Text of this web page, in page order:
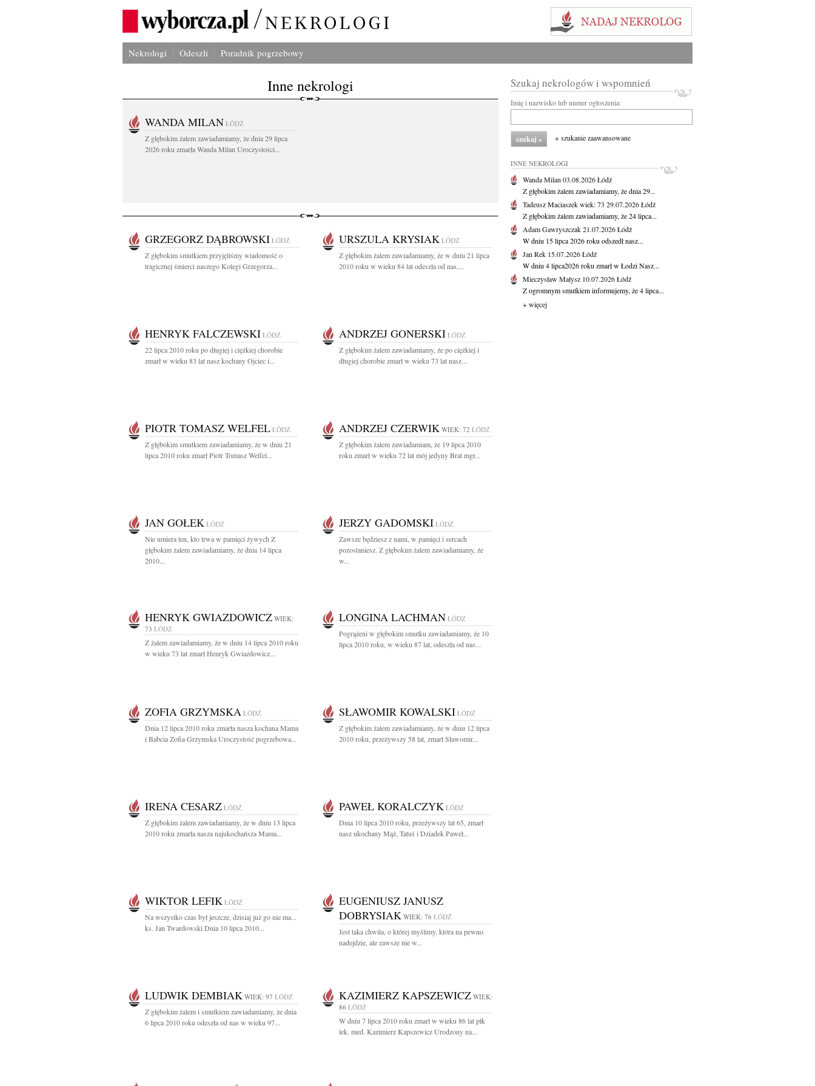
Nekrologi Odeszli Poradnik pogrzebowy
Inne nekrologi
WANDA MILAN ŁÓDŹ
Z głębokim żalem zawiadamiamy, że dnia 29 lipca
2026 roku zmarła Wanda Milan Uroczystości...
GRZEGORZ DĄBROWSKI ŁÓDŹ
Z głębokim smutkiem przyjęliśmy wiadomość o
tragicznej śmierci naszego Kolegi Grzegorza...
URSZULA KRYSIAK ŁÓDŹ
Z głębokim żalem zawiadamiamy, że w dniu 21 lipca
2010 roku w wieku 84 lat odeszła od nas,...
HENRYK FALCZEWSKI ŁÓDŹ
22 lipca 2010 roku po długiej i ciężkiej chorobie
zmarł w wieku 83 lat nasz kochany Ojciec i...
ANDRZEJ GONERSKI ŁÓDŹ
Z głębokim żalem zawiadamiamy, że po ciężkiej i
długiej chorobie zmarł w wieku 73 lat nasz...
PIOTR TOMASZ WELFEL ŁÓDŹ
Z głębokim smutkiem zawiadamiamy, że w dniu 21
lipca 2010 roku zmarł Piotr Tomasz Welfel...
ANDRZEJ CZERWIK WIEK: 72 ŁÓDŹ
Z głębokim żalem zawiadamiam, że 19 lipca 2010
roku zmarł w wieku 72 lat mój jedyny Brat mgr...
JAN GOŁEK ŁÓDŹ
Nie umiera ten, kto trwa w pamięci żywych Z
głębokim żalem zawiadamiamy, że dnia 14 lipca
2010...
JERZY GADOMSKI ŁÓDŹ
Zawsze będziesz z nami, w pamięci i sercach
pozostaniesz. Z głębokim żalem zawiadamiamy, że
w...
HENRYK GWIAZDOWICZ WIEK:
73 ŁÓDŹ
Z żalem zawiadamiamy, że w dniu 14 lipca 2010 roku
w wieku 73 lat zmarł Henryk Gwiazdowicz...
LONGINA LACHMAN ŁÓDŹ
Pogrążeni w głębokim smutku zawiadamiamy, że 10
lipca 2010 roku, w wieku 87 lat, odeszła od nas...
ZOFIA GRZYMSKA ŁÓDŹ
Dnia 12 lipca 2010 roku zmarła nasza kochana Mama
i Babcia Zofia Grzymska Uroczystość pogrzebowa...
SŁAWOMIR KOWALSKI ŁÓDŹ
Z głębokim żalem zawiadamiamy, że w dniu 12 lipca
2010 roku, przeżywszy 58 lat, zmarł Sławomir...
IRENA CESARZ ŁÓDŹ
Z głębokim żalem zawiadamiamy, że w dniu 13 lipca
2010 roku zmarła nasza najukochańsza Mama...
PAWEŁ KORALCZYK ŁÓDŹ
Dnia 10 lipca 2010 roku, przeżywszy lat 65, zmarł
nasz ukochany Mąż, Tatuś i Dziadek Paweł...
WIKTOR LEFIK ŁÓDŹ
Na wszystko czas był jeszcze, dzisiaj już go nie ma...
ks. Jan Twardowski Dnia 10 lipca 2010...
EUGENIUSZ JANUSZ
DOBRYSIAK WIEK: 76 ŁÓDŹ
Jest taka chwila, o której myślimy, która na pewno
nadejdzie, ale zawsze nie w...
LUDWIK DEMBIAK WIEK: 97 ŁÓDŹ
Z głębokim żalem i smutkiem zawiadamiamy, że dnia
6 lipca 2010 roku odeszła od nas w wieku 97...
KAZIMIERZ KAPSZEWICZ WIEK:
86 ŁÓDŹ
W dniu 7 lipca 2010 roku zmarł w wieku 86 lat płk
lek. med. Kazimierz Kapszewicz Urodzony na...
Szukaj nekrologów i wspomnień
Imię i nazwisko lub numer ogłoszenia:
+ szukanie zaawansowane
INNE NEKROLOGI
Wanda Milan 03.08.2026Łódź
Z głębokim żalem zawiadamiamy, że dnia 29...
Tadeusz Maciaszekwiek: 73 29.07.2026Łódź
Z głębokim żalem zawiadamiamy, że 24 lipca...
Adam Gawryszczak21.07.2026Łódź
W dniu 15 lipca 2026 roku odszedł nasz...
Jan Rek 15.07.2026Łódź
W dniu 4 lipca2026 roku zmarł w Łodzi Nasz...
Mieczysław Małysz 10.07.2026Łódź
Z ogromnym smutkiem informujemy, że 4 lipca...
+ więcej